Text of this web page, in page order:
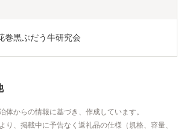
巻黒ぶだう牛研究会
体からの情報に基づき、作成しています。
り、掲載中に予告なく返礼品の仕様（規格、容量、